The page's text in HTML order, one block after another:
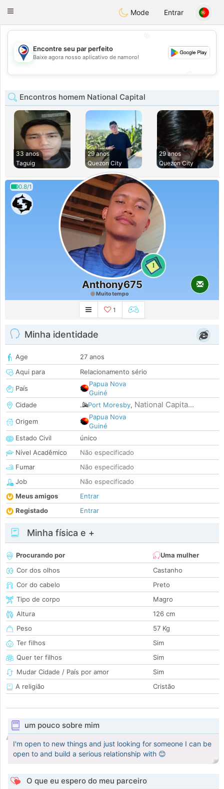
PhilippinesChat
Toggle
Mode Entrar
💖
💕
Encontre seu par perfeito
Baixe agora nosso aplicativo de namoro!
Encontros homem National Capital
33 anos
Taguig
29 anos
Quezon City
29 anos
Quezon City
0.8/1
1
Anthony675
Muito tempo
1
Minha identidade
Age
27 anos
Aqui para
Relacionamento sério
País
Papua Nova
Guiné
Cidade
Port Moresby, National Capita...
Origem
Papua Nova
Guiné
Estado Civil
único
Nível Acadêmico
Não especificado
Fumar
Não especificado
Job
Não especificado
Meus amigos
Entrar
Registado
Entrar
Minha física e +
Procurando por
Uma mulher
Cor dos olhos
Castanho
Cor do cabelo
Preto
Tipo de corpo
Magro
Altura
126 cm
Peso
57 Kg
Ter filhos
Sim
Quer ter filhos
Sim
Mudar Cidade / País por amor
Sim
A religião
Cristão
um pouco sobre mim
I'm open to new things and just looking for someone I can be
open to and build a serious relationship with 😊
O que eu espero do meu parceiro